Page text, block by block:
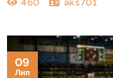
460 aks701
09
Лип